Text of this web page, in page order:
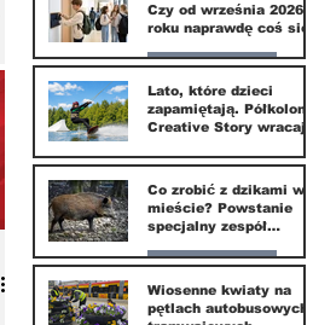
1 lip
Czy od września 2026
roku naprawdę coś się
Nasze miasto
1 lip
Lato, które dzieci
zapamiętają. Półkolonie
Creative Story wracają
20 kwi
Co zrobić z dzikami w
mieście? Powstanie
specjalny zespół
Nasze miasto
20 kwi
Wiosenne kwiaty na
pętlach autobusowych i